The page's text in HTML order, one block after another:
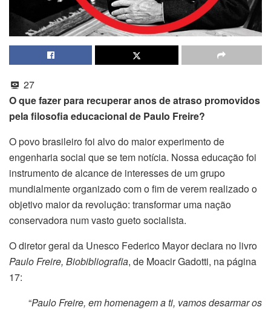
27
O que fazer para recuperar anos de atraso promovidos
pela filosofia educacional de Paulo Freire?
O povo brasileiro foi alvo do maior experimento de
engenharia social que se tem notícia. Nossa educação foi
instrumento de alcance de interesses de um grupo
mundialmente organizado com o fim de verem realizado o
objetivo maior da revolução: transformar uma nação
conservadora num vasto gueto socialista.
O diretor geral da Unesco Federico Mayor declara no livro
Paulo Freire, Biobibliografia, de Moacir Gadotti, na página
17:
“Paulo Freire, em homenagem a ti, vamos desarmar os